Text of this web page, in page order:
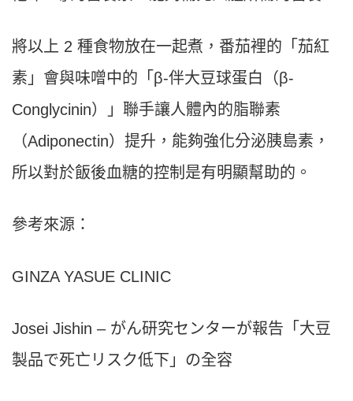
將以上 2 種食物放在一起煮，番茄裡的「茄紅
素」會與味噌中的「β-伴大豆球蛋白（β-
Conglycinin）」聯手讓人體內的脂聯素
（Adiponectin）提升，能夠強化分泌胰島素，
所以對於飯後血糖的控制是有明顯幫助的。
參考來源：
GINZA YASUE CLINIC
Josei Jishin – がん研究センターが報告「大豆
製品で死亡リスク低下」の全容